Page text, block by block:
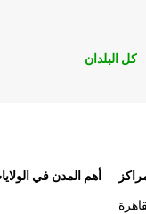
كل البلدان
أهم المدن في